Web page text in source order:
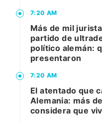
7:20 AM
Más de mil
partido de
político alemán:
presentaron
7:20 AM
El atentado que
Alemania: más
considera que